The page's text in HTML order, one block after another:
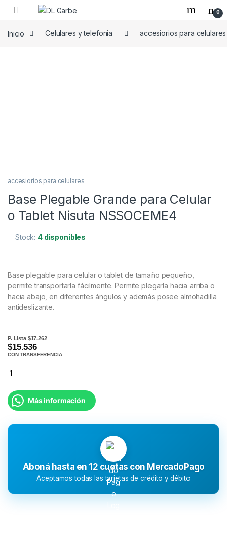
0
Inicio Celulares y telefonia accesiorios para celulares
accesiorios para celulares
Base Plegable Grande para Celular
o Tablet Nisuta NSSOCEME4
Stock: 4 disponibles
Base plegable para celular o tablet de tamaño pequeño,
permite transportarla fácilmente. Permite plegarla hacia arriba o
hacia abajo, en diferentes ángulos y además posee almohadilla
antideslizante.
P. Lista$17.262
$15.536
CON TRANSFERENCIA
Más información
Aboná hasta en 12 cuotas con MercadoPago
Aceptamos todas las tarjetas de crédito y débito